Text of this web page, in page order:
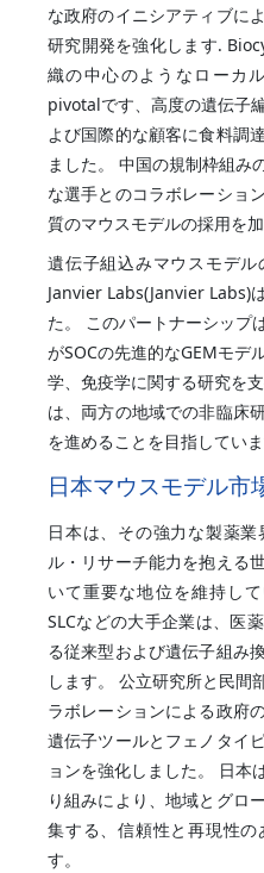
な政府のイニシアティブに
研究開発を強化します.
織の中心のようなローカ
pivotalです、高度の遺伝子
よび国際的な顧客に食料調
ました。 中国の規制枠組み
な選手とのコラボレーショ
質のマウスモデルの採用を加
遺伝子組込みマウスモデ
Janvier Labs(Janvier Labs)
た。 このパートナーシップ
がSOCの先進的なGEMモデ
学、免疫学に関する研究を
は、両方の地域での非臨床
を進めることを目指していま
日本マウスモデル市
日本は、その強力な製薬
ル・リサーチ能力を抱える
いて重要な地位を維持し
SLCなどの大手企業は、医
る従来型および遺伝子組み
します。 公立研究所と民間
ラボレーションによる政府
遺伝子ツールとフェノタイ
ョンを強化しました。 日本
り組みにより、地域とグロ
集する、信頼性と再現性
す。